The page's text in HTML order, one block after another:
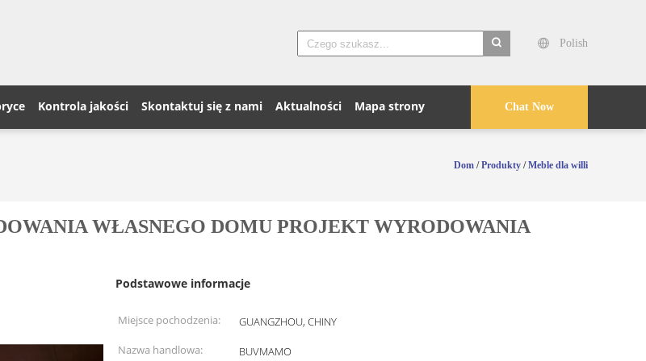
Polish
Chat Now
Kontrola jakości Skontaktuj się z nami Aktualności Mapa strony
Dom /Produkty /Meble dla willi
WŁASNEGO DOMU PROJEKT WYRODOWANIA
Podstawowe informacje
Miejsce pochodzenia:
GUANGZHOU, CHINY
Nazwa handlowa:
BUVMAMO